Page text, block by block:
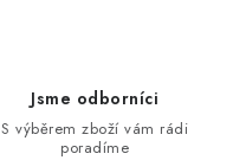
Jsme odborníci
S výběrem zboží vám rádi
poradíme